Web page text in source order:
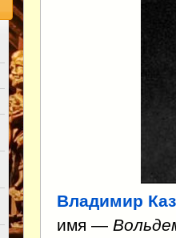
Владимир
имя —